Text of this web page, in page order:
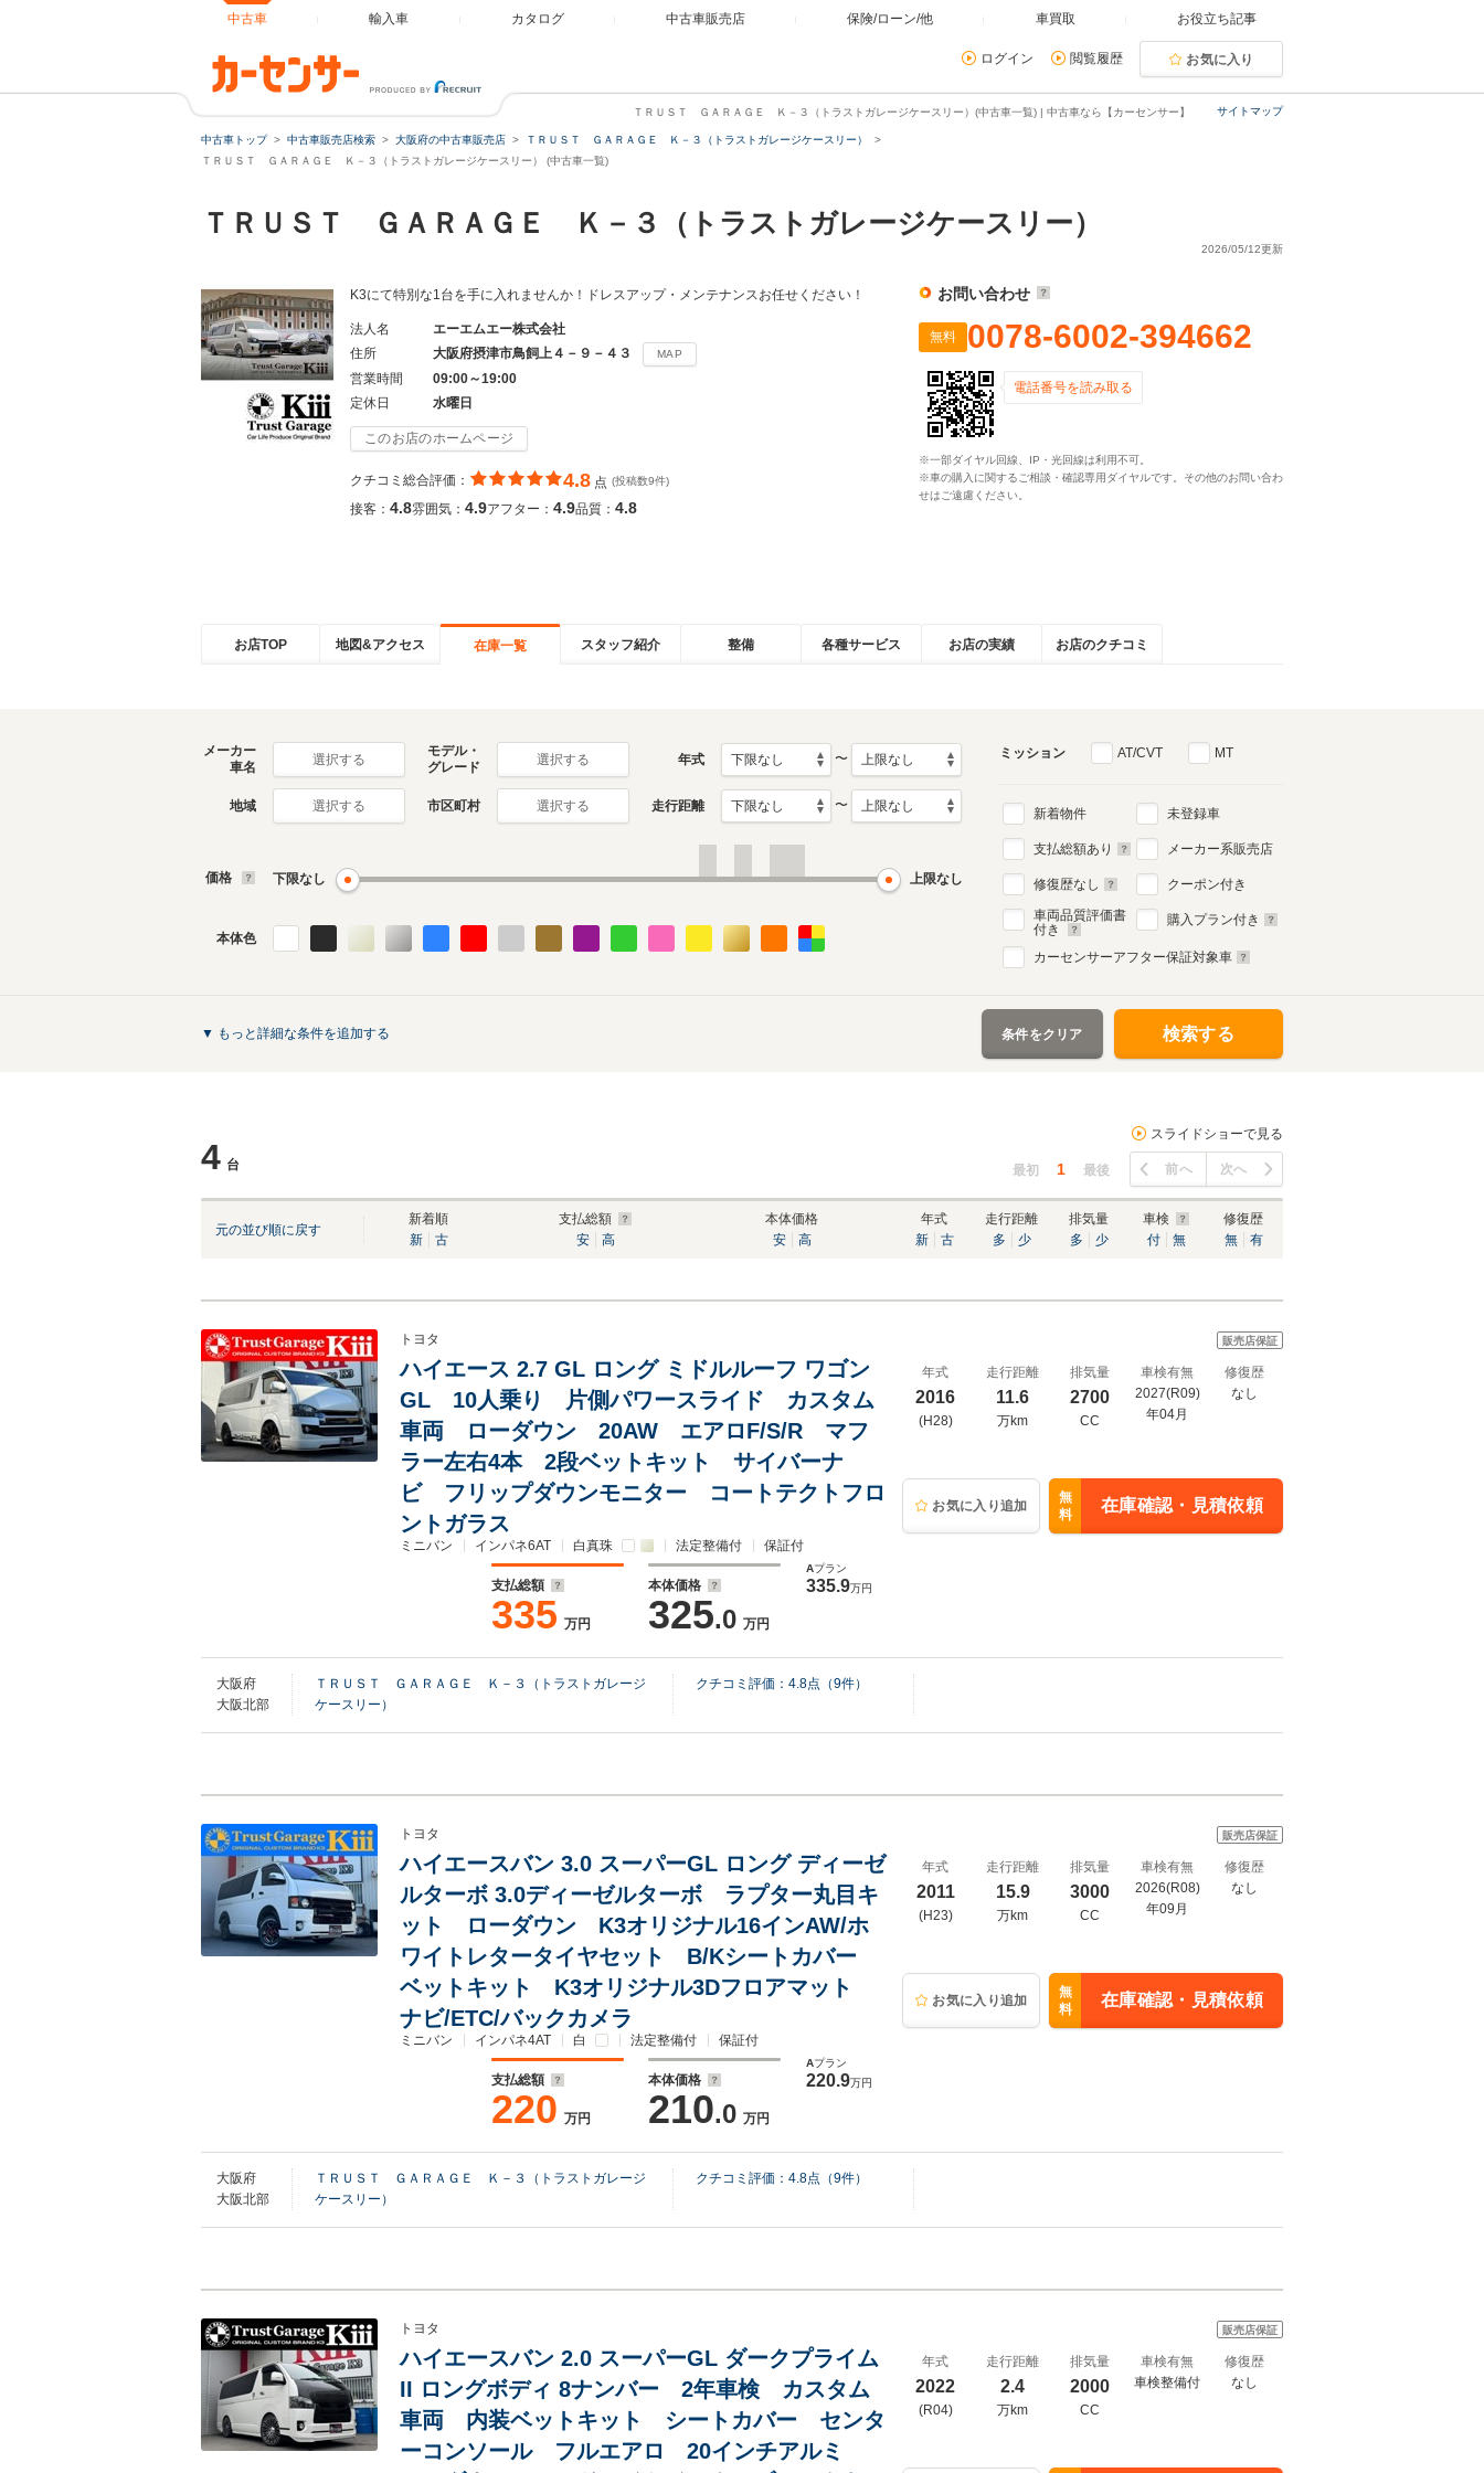
中古車 輸入車 カタログ 中古車販売店 保険/ローン/他 車買取 お役立ち記事
ログイン 閲覧履歴 お気に入り
サイトマップ
ＴＲＵＳＴ ＧＡＲＡＧＥ Ｋ－３（トラストガレージケースリー）(中古車一覧) | 中古車なら【カーセンサー】
中古車トップ 中古車販売店検索 大阪府の中古車販売店
ＴＲＵＳＴ ＧＡＲＡＧＥ Ｋ－３（トラストガレージケースリー）
ＴＲＵＳＴ ＧＡＲＡＧＥ Ｋ－３（トラストガレージケースリー） (中古車一覧)
ＴＲＵＳＴ ＧＡＲＡＧＥ Ｋ－３（トラストガレージケースリー）
2026/05/12更新
K3にて特別な1台を手に入れませんか！ドレスアップ・メンテナンスお任せください！
法人名
エーエムエー株式会社
住所
大阪府摂津市鳥飼上４－９－４３ MAP
営業時間
09:00～19:00
定休日
水曜日
このお店のホームページ
クチコミ総合評価： 4.8 点 (投稿数9件)
接客： 4.8雰囲気： 4.9アフター： 4.9品質： 4.8
お問い合わせ
無料 0078-6002-394662
電話番号を読み取る
※一部ダイヤル回線、IP・光回線は利用不可。
※車の購入に関するご相談・確認専用ダイヤルです。その他のお問い合わ
せはご遠慮ください。
お店TOP 地図&アクセス 在庫一覧 スタッフ紹介 整備 各種サービス お店の実績 お店のクチコミ
メーカー
車名
選択する
モデル・
グレード
選択する 年式 〜
地域 選択する 市区町村 選択する 走行距離 〜
価格 下限なし 上限なし
本体色
ミッション AT/CVT MT
新着物件
支払総額あり
修復歴なし
車両品質評価書
付き
未登録車
メーカー系販売店
クーポン付き
購入プラン付き
カーセンサーアフター保証対象車
▼ もっと詳細な条件を追加する 条件をクリア 検索する
4 台
スライドショーで見る
最初 1 最後 前へ 次へ
元の並び順に戻す
新着順
新
古
支払総額
安
高
本体価格
安
高
年式
新
古
走行距離
多
少
排気量
多
少
車検
付
無
修復歴
無
有
トヨタ
ハイエース 2.7 GL ロング ミドルルーフ ワゴン
GL 10人乗り 片側パワースライド カスタム
車両 ローダウン 20AW エアロF/S/R マフ
ラー左右4本 2段ベットキット サイバーナ
ビ フリップダウンモニター コートテクトフロ
ントガラス
ミニバン インパネ6AT 白真珠 法定整備付 保証付
支払総額
335 万円
本体価格
325.0 万円
Aプラン
335.9万円
販売店保証
年式
2016
(H28)
走行距離
11.6
万km
排気量
2700
CC
車検有無
2027(R09)
年04月
修復歴
なし
お気に入り追加
無
料
在庫確認・見積依頼
大阪府
大阪北部
ＴＲＵＳＴ ＧＡＲＡＧＥ Ｋ－３（トラストガレージ
ケースリー）
クチコミ評価： 4.8点（9件）
トヨタ
ハイエースバン 3.0 スーパーGL ロング ディーゼ
ルターボ 3.0ディーゼルターボ ラプター丸目キ
ット ローダウン K3オリジナル16インAW/ホ
ワイトレタータイヤセット B/Kシートカバー
ベットキット K3オリジナル3Dフロアマット
ナビ/ETC/バックカメラ
ミニバン インパネ4AT 白 法定整備付 保証付
支払総額
220 万円
本体価格
210.0 万円
Aプラン
220.9万円
販売店保証
年式
2011
(H23)
走行距離
15.9
万km
排気量
3000
CC
車検有無
2026(R08)
年09月
修復歴
なし
お気に入り追加
無
料
在庫確認・見積依頼
大阪府
大阪北部
ＴＲＵＳＴ ＧＡＲＡＧＥ Ｋ－３（トラストガレージ
ケースリー）
クチコミ評価： 4.8点（9件）
トヨタ
ハイエースバン 2.0 スーパーGL ダークプライム
II ロングボディ 8ナンバー 2年車検 カスタム
車両 内装ベットキット シートカバー センタ
ーコンソール フルエアロ 20インチアルミ
販売店保証
年式
2022
(R04)
走行距離
2.4
万km
排気量
2000
CC
車検有無
車検整備付
修復歴
なし